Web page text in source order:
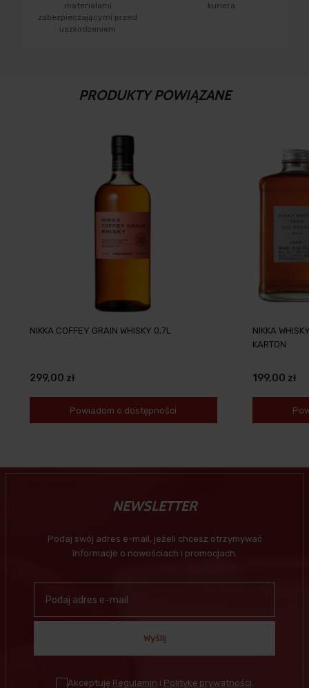
materiałami
zabezpieczającymi przed
uszkodzeniem
kuriera
PRODUKTY POWIĄZANE
NIKKA COFFEY GRAIN WHISKY 0,7L
299,00 zł
Powiadom o dostępności
NIKKA
KARTON
199,00 zł
NEWSLETTER
Podaj swój adres e-mail, jeżeli chcesz otrzymywać
informacje o nowościach i promocjach.
Wyślij
Akceptuję Regulamin i Politykę prywatności.